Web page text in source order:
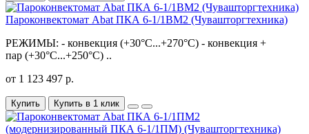
Пароконвектомат Abat ПКА 6-1/1ВМ2 (Чувашторгтехника)
РЕЖИМЫ: - конвекция (+30°С...+270°С) - конвекция +
пар (+30°С...+250°С) ..
от 1 123 497 р.
Купить Купить в 1 клик